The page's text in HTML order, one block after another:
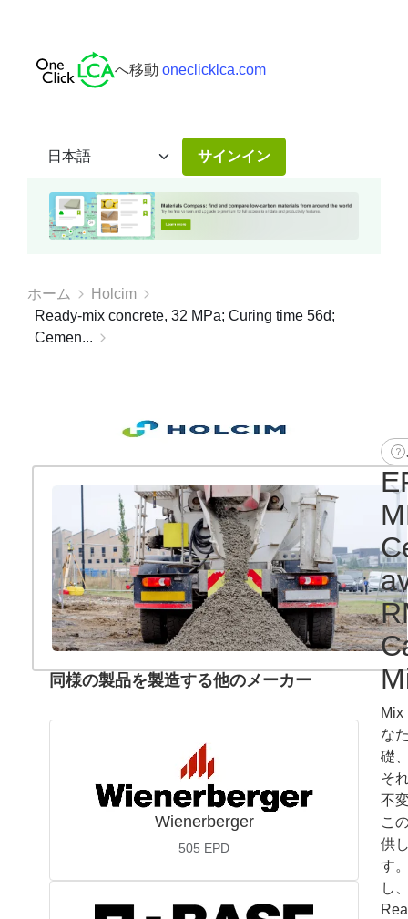
へ移動 oneclicklca.com
サインイン
ホーム
Holcim
Ready-mix concrete, 32 MPa; Curing time 56d;
Cemen...
同様の製品を製造する他のメーカー
Wienerberger
505 EPD
Mix
な
礎
そ
不
こ
供
す
し